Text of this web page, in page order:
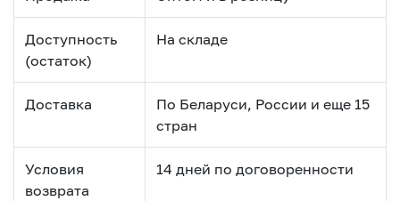
Доступность
(остаток)
На складе
Доставка
По Беларуси, России и еще 15
стран
Условия
возврата
14 дней по договоренности